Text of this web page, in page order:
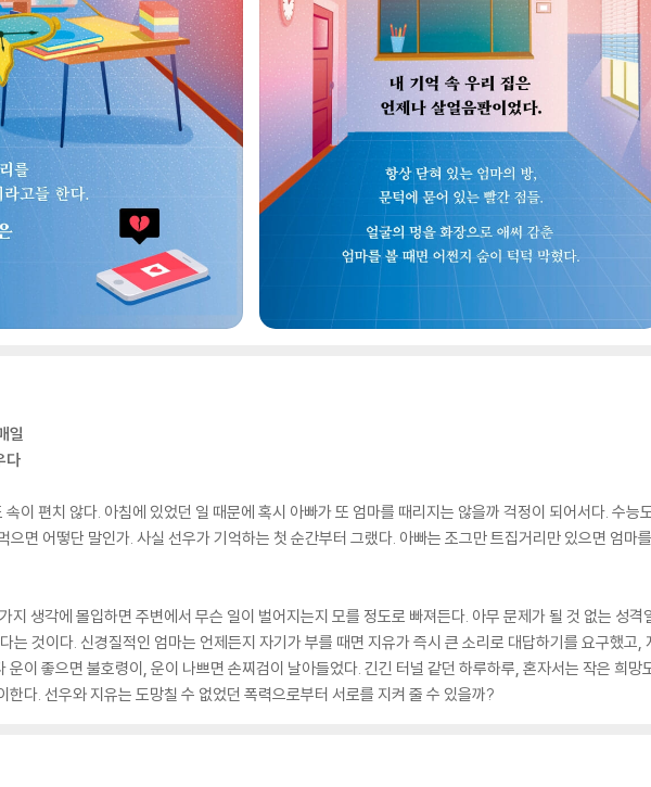
일
다
이 편치 않다. 아침에 있었던 일 때문에 혹시 아빠가 또 엄마를 때리지는 않을까 걱정이 되어서다. 수능
으면 어떻단 말인가. 사실 선우가 기억하는 첫 순간부터 그랬다. 아빠는 조그만 트집거리만 있으면 엄마
지 생각에 몰입하면 주변에서 무슨 일이 벌어지는지 모를 정도로 빠져든다. 아무 문제가 될 것 없는 성
는 것이다. 신경질적인 엄마는 언제든지 자기가 부를 때면 지유가 즉시 큰 소리로 대답하기를 요구했고,
운이 좋으면 불호령이, 운이 나쁘면 손찌검이 날아들었다. 긴긴 터널 같던 하루하루, 혼자서는 작은 희
한다. 선우와 지유는 도망칠 수 없었던 폭력으로부터 서로를 지켜 줄 수 있을까?